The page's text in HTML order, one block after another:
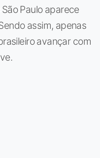
Paulo aparece
assim, apenas
avançar com